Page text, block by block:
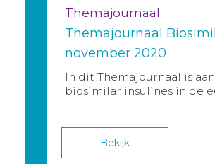
Themajournaal
Themajournaal
november 2020
In dit Themajournaal is
biosimilar insulines in de
Bekijk